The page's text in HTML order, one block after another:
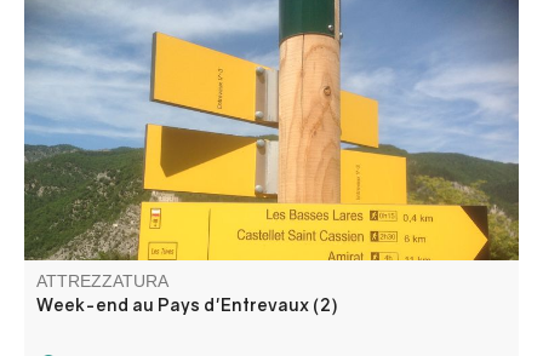
La seconda tappa del fine settimana nella regione di
Entrevaux riporta a Entrevaux attraverso l'Ubac d'Amirat e
il villaggio di Castellet-Saint-Cassien.
ATTREZZATURA
Week-end au Pays d'Entrevaux (2)